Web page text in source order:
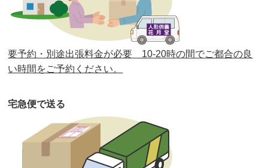
第37回人形供養祭 令和2年6月8日(月)
第36回人形供養祭 令和2年4月16日(木)
第35回人形供養祭令和2年2月13日(木)
第33回人形供養祭
第32回人形供養祭 令和元年6月12日(水)
第31回人形供養祭 平成31年3月13日(水)
要予約・別途出張料金が必要 10-20時の間でご都合の良
い時間をご予約ください。
宅急便で送る